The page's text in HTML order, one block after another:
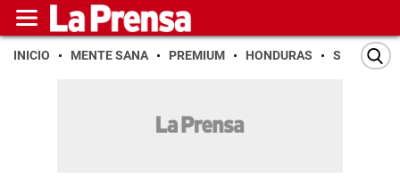
INICIO MENTE SANA PREMIUM HONDURAS SAN PEDRO